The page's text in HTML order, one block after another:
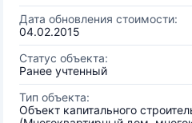
Дата обновления стоимости:
04.02.2015
Статус объекта:
Ранее учтенный
Тип объекта:
Объект капитального